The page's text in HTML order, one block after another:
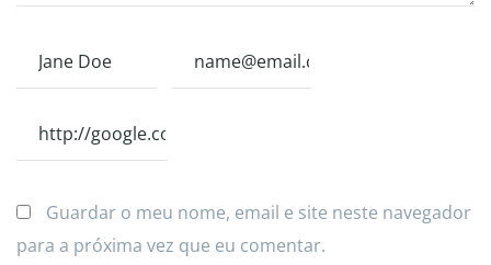
Guardar o meu nome, email e site neste navegador
para a próxima vez que eu comentar.